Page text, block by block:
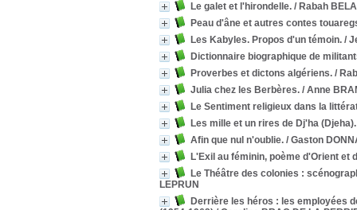
Le galet et l'hirondelle. / Rabah
Peau d'âne et autres contes
Les Kabyles. Propos d'un témoin. /
Dictionnaire biographique de
Proverbes et dictons algériens. /
Julia chez les Berbères. / Anne
Le Sentiment religieux dans la
Les mille et un rires de Dj'ha (Djeha).
Afin que nul n'oublie. / Gaston
L'Exil au féminin, poème d'Orient et
Le Théâtre des colonies :
LEPRUN
Derrière les héros : les employées